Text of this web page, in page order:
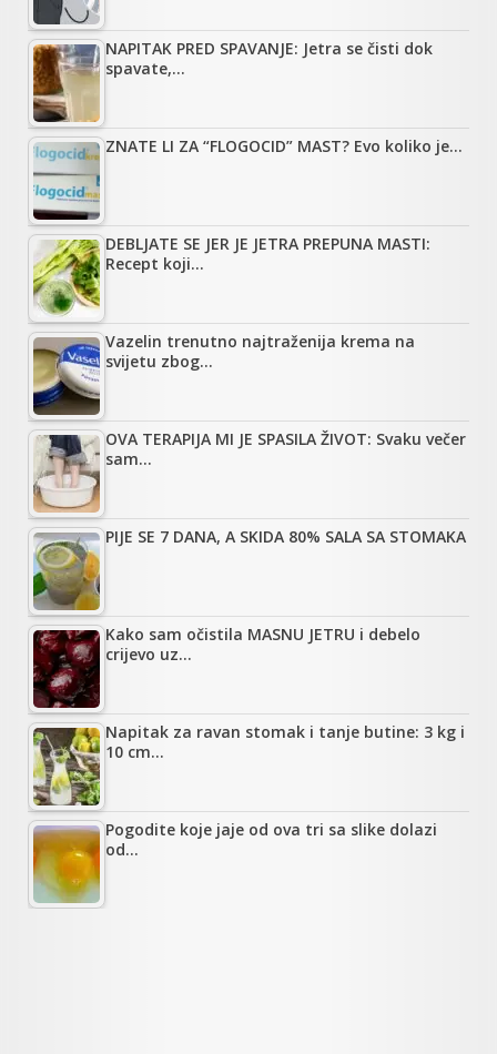
NAPITAK PRED SPAVANJE: Jetra se čisti dok
spavate,…
ZNATE LI ZA “FLOGOCID” MAST? Evo koliko je…
DEBLJATE SE JER JE JETRA PREPUNA MASTI:
Recept koji…
Vazelin trenutno najtraženija krema na
svijetu zbog…
OVA TERAPIJA MI JE SPASILA ŽIVOT: Svaku večer
sam…
PIJE SE 7 DANA, A SKIDA 80% SALA SA STOMAKA
Kako sam očistila MASNU JETRU i debelo
crijevo uz…
Napitak za ravan stomak i tanje butine: 3 kg i
10 cm…
Pogodite koje jaje od ova tri sa slike dolazi
od…